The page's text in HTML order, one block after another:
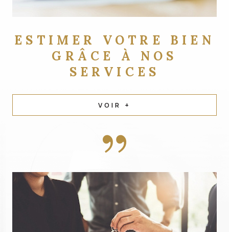
ESTIMER VOTRE BIEN
GRÂCE À NOS
SERVICES
VOIR +